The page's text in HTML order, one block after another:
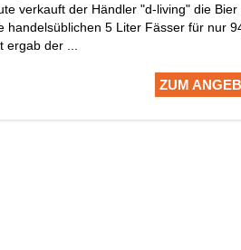
verkauft der Händler "d-living" die Bier
handelsüblichen 5 Liter Fässer für nur
der ...
ZUM